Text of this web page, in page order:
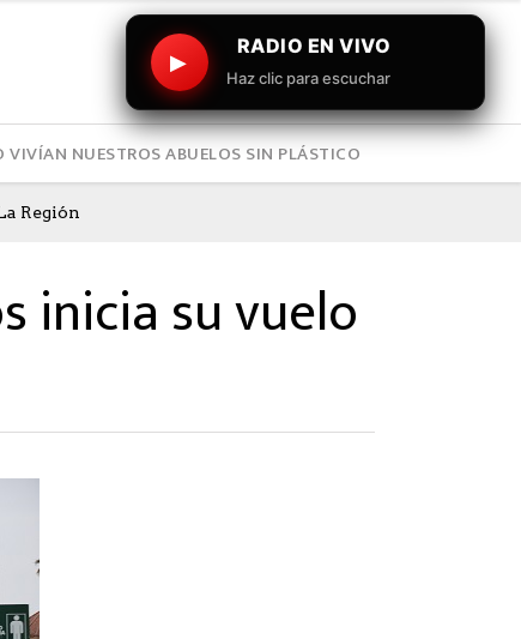
▶
RADIO EN VIVO
Haz clic para escuchar
VIVÍAN NUESTROS ABUELOS SIN PLÁSTICO
Región
inicia su vuelo